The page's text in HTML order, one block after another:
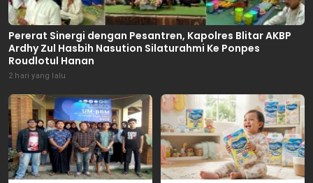
Pererat Sinergi dengan Pesantren, Kapolres Blitar AKBP
Ardhy Zul Hasbih Nasution Silaturahmi Ke Ponpes
Roudlotul Hanan
2 hari yang lalu